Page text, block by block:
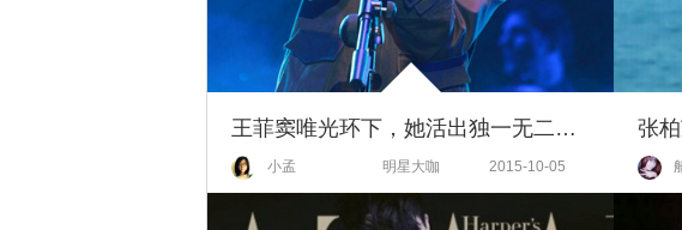
王菲窦唯光环下，她活出独一无二的窦靖童！
小孟 明星大咖 2015-10-05